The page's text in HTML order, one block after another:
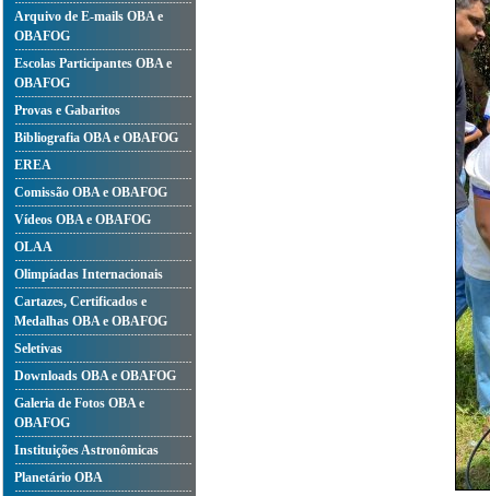
Arquivo de E-mails OBA e
OBAFOG
Escolas Participantes OBA e
OBAFOG
Provas e Gabaritos
Bibliografia OBA e OBAFOG
EREA
Comissão OBA e OBAFOG
Vídeos OBA e OBAFOG
OLAA
Olimpíadas Internacionais
Cartazes, Certificados e
Medalhas OBA e OBAFOG
Seletivas
Downloads OBA e OBAFOG
Galeria de Fotos OBA e
OBAFOG
Instituições Astronômicas
Planetário OBA